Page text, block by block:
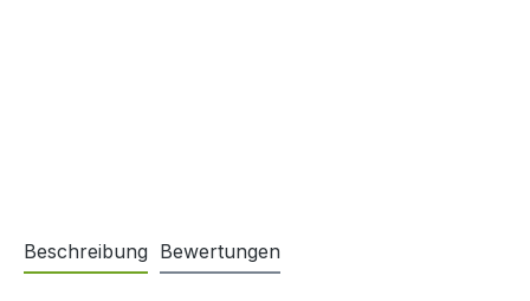
Beschreibung Bewertungen